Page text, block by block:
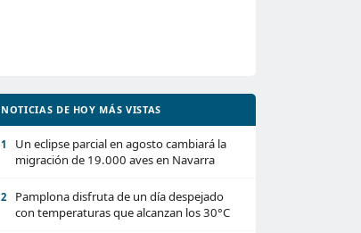
NOTICIAS DE HOY MÁS VISTAS
1
Un eclipse parcial en agosto cambiará la
migración de 19.000 aves en Navarra
2
Pamplona disfruta de un día despejado
con temperaturas que alcanzan los 30°C